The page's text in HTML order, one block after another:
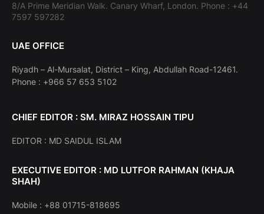
8/A Prime Meridian Walk. Canary Wharf, London. Phone : +44
7597 597282
UAE OFFICE
Riyadh – Al-Mursalat, District – King, Abdullah Road-12461.
Phone : +966 57 653 5102
CHIEF EDITOR : SM. MIRAZ HOSSAIN TIPU
EDITOR : MD SAIDUL ISLAM
EXECUTIVE EDITOR : MD LUTFOR RAHMAN (KHAJA
SHAH)
Mobile : +88 01715-818695